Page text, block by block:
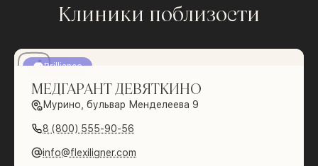
Клиники поблизости
Brilliance
МЕДГАРАНТ ДЕВЯТКИНО
Мурино, бульвар Менделеева 9
8 (800) 555-90-56
info@flexiligner.com